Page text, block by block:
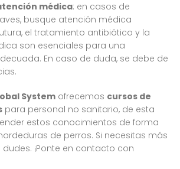
médica: en casos de
busque atención médica
el tratamiento antibiótico y la
son esenciales para una
En caso de duda, se debe de
System ofrecemos cursos de
para personal no sanitario, de esta
estos conocimientos de forma
de perros. Si necesitas más
¡Ponte en contacto con